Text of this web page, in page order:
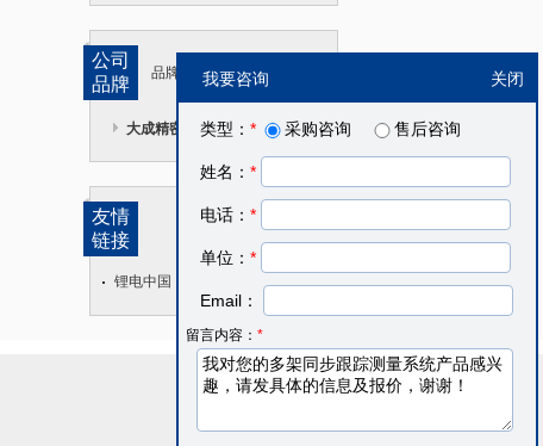
公司
品牌
品牌传达企业理念
大成精密设备
友情
链接
锂电中国
我要咨询 关闭
类型： * 采购咨询 售后咨询
姓名： *
电话： *
单位： *
Email：
留言内容： *